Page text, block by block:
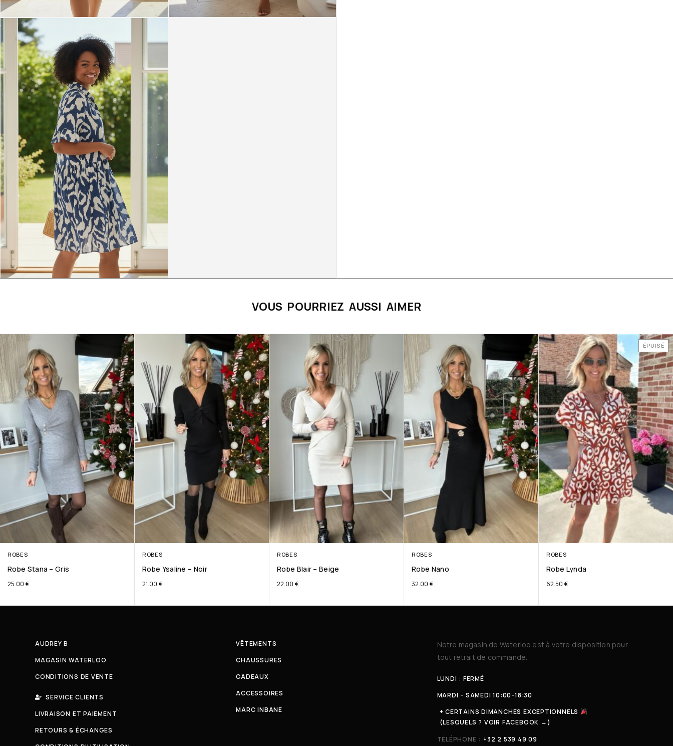
VOUS POURRIEZ AUSSI AIMER
ROBES
Robe Stana – Gris
25.00 €
ROBES
Robe Ysaline – Noir
21.00 €
ROBES
Robe Blair – Beige
22.00 €
ROBES
Robe Nano
32.00 €
ÉPUISÉ
ROBES
Robe Lynda
62.50 €
AUDREY B
MAGASIN WATERLOO
CONDITIONS DE VENTE
SERVICE CLIENTS
LIVRAISON ET PAIEMENT
RETOURS & ÉCHANGES
VÊTEMENTS
CHAUSSURES
CADEAUX
ACCESSOIRES
MARC INBANE
Notre magasin de Waterloo est à votre disposition pour
tout retrait de commande.
LUNDI : FERMÉ
MARDI - SAMEDI 10:00-18:30
+ CERTAINS DIMANCHES EXCEPTIONNELS
(LESQUELS ? VOIR FACEBOOK →)
TÉLÉPHONE : +32 2 539 49 09